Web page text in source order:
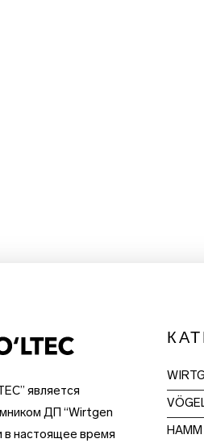
является
ДП “Wirtgen
в настоящее время
HAMM